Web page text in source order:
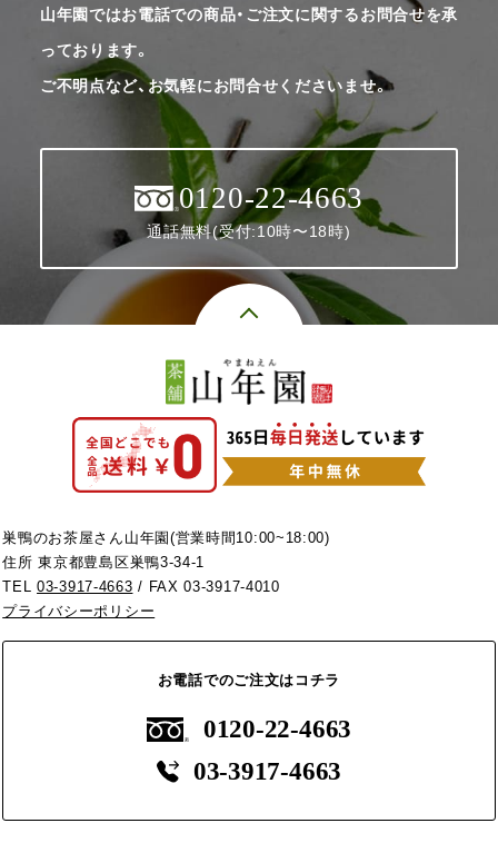
山年園ではお電話での商品・ご注文に関するお問合せを承
っております。
ご不明点など、お気軽にお問合せくださいませ。
0120-22-4663
通話無料(受付:10時〜18時)
巣鴨のお茶屋さん山年園(営業時間10:00~18:00)
住所 東京都豊島区巣鴨3-34-1
TEL03-3917-4663 / FAX 03-3917-4010
プライバシーポリシー
お電話でのご注文はコチラ
0120-22-4663
03-3917-4663